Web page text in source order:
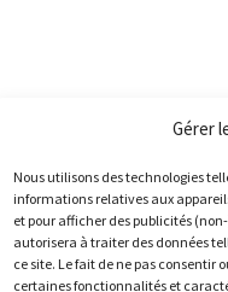
Gérer
Nous utilisons des technologies
informations relatives aux
et pour afficher des publicités
autorisera à traiter des données
ce site. Le fait de ne pas consentir
certaines fonctionnalités et